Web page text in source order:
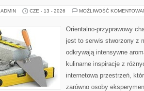
CZE - 13 - 2026 MOŻLIWOŚĆ
Orientalno-przyprawowy
jest to serwis stworzony z
odkrywają intensywne
kulinarne inspiracje z
internetowa przestrzeń,
zarówno osoby